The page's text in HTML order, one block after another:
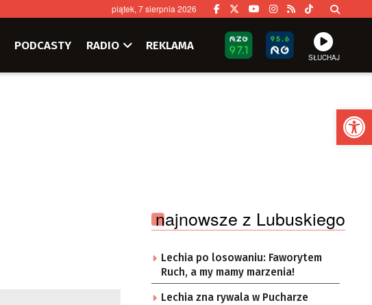
piątek, 7 sierpnia 2026
PODCASTY RADIO REKLAMA
SŁUCHAJ
najnowsze z Lubuskiego
Lechia po losowaniu: Faworytem
Ruch, a my mamy marzenia!
Lechia zna rywala w Pucharze